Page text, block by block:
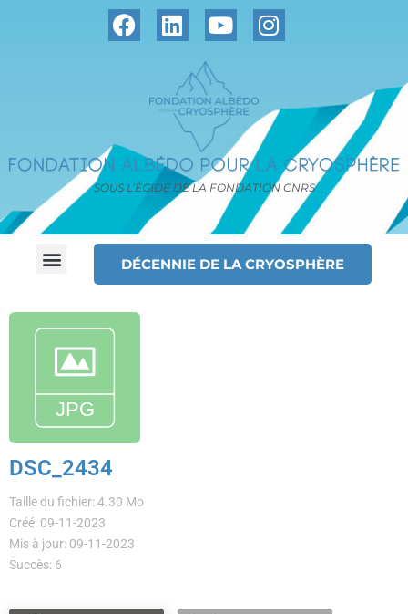
SOUS L’ÉGIDE DE LA FONDATION CNRS
DÉCENNIE DE LA CRYOSPHÈRE
DSC_2434
Taille du fichier: 4.30 Mo
Créé: 09-11-2023
Mis à jour: 09-11-2023
Succès: 6